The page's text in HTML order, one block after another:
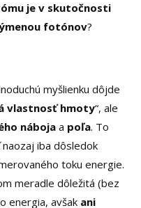
je v skutočnosti
fotónov?
myšlienku dôjde
vlastnosť hmoty“, ale
náboja a poľa. To
iba dôsledok
toku energie.
meradle dôležitá (bez
energia, avšak ani